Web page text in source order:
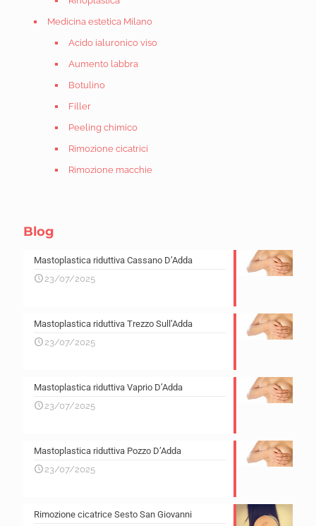
Medicina estetica Milano
Acido ialuronico viso
Aumento labbra
Botulino
Filler
Peeling chimico
Rimozione cicatrici
Rimozione macchie
Blog
Mastoplastica riduttiva Cassano D’Adda
23/07/2025
Mastoplastica riduttiva Trezzo Sull’Adda
23/07/2025
Mastoplastica riduttiva Vaprio D’Adda
23/07/2025
Mastoplastica riduttiva Pozzo D’Adda
23/07/2025
Rimozione cicatrice Sesto San Giovanni